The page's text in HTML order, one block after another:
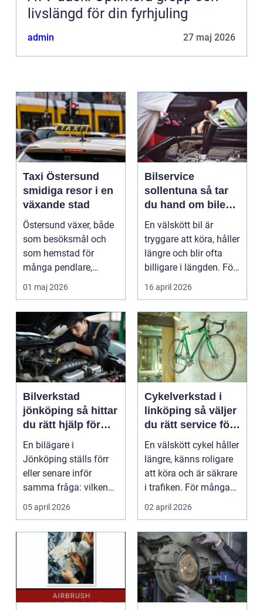
livslängd för din fyrhjuling
admin 27 maj 2026
Taxi Östersund
smidiga resor i en
växande stad
Östersund växer, både
som besöksmål och
som hemstad för
många pendlare,
studenter och
företagare. En...
01 maj 2026
Bilservice
sollentuna så tar
du hand om bilen
på ett smart sätt
En välskött bil är
tryggare att köra, håller
längre och blir ofta
billigare i längden. För
många bil...
16 april 2026
Bilverkstad
jönköping så hittar
du rätt hjälp för
bilen
En bilägare i
Jönköping ställs förr
eller senare inför
samma fråga: vilken
verkstad tar bäst hand
om...
05 april 2026
Cykelverkstad i
linköping så väljer
du rätt service för
din cykel
En välskött cykel håller
längre, känns roligare
att köra och är säkrare
i trafiken. För många
som cy...
02 april 2026